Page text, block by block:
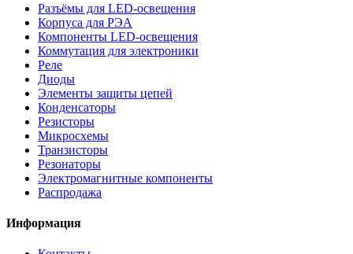
Разъёмы для LED-освещения
Корпуса для РЭА
Компоненты LED-освещения
Коммутация для электроники
Реле
Диоды
Элементы защиты цепей
Конденсаторы
Резисторы
Микросхемы
Транзисторы
Резонаторы
Электромагнитные компоненты
Распродажа
Информация